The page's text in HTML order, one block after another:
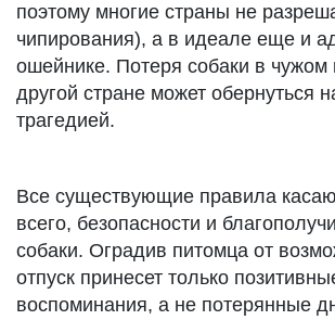
поэтому многие страны не
чипирования), а в идеале еще и
ошейнике. Потеря собаки в чужом
другой стране может обернуться
трагедией.
Все существующие правила
всего, безопасности и
собаки. Оградив питомца от
отпуск принесет только
воспоминания, а не потерянные